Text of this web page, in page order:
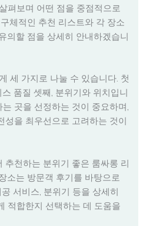
펴보며 어떤 점을 중점적으로
체적인 추천 리스트와 각 장소
의할 점을 상세히 안내하겠습니
세 가지로 나눌 수 있습니다. 첫
품질 셋째, 분위기와 위치입니
곳을 선정하는 것이 중요하며,
성을 최우선으로 고려하는 것이
추천하는 분위기 좋은 룸싸롱 리
소는 방문객 후기를 바탕으로
서비스, 분위기 등을 상세히
적합한지 선택하는 데 도움을